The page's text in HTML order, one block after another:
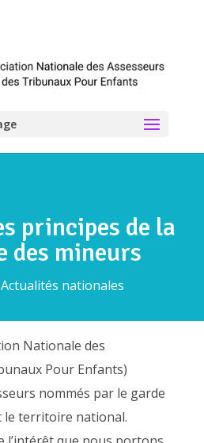
principes de la
des mineurs
Actualités nationales
Nationale des
Pour Enfants)
nommés par le garde
le territoire national.